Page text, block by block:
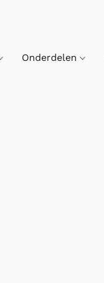
Onderdelen